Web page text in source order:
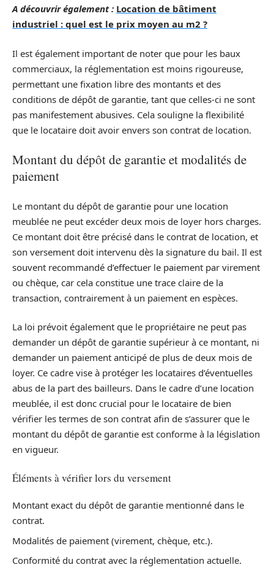
A découvrir également : Location de bâtiment
industriel : quel est le prix moyen au m2 ?
Il est également important de noter que pour les baux
commerciaux, la réglementation est moins rigoureuse,
permettant une fixation libre des montants et des
conditions de dépôt de garantie, tant que celles-ci ne sont
pas manifestement abusives. Cela souligne la flexibilité
que le locataire doit avoir envers son contrat de location.
Montant du dépôt de garantie et modalités de
paiement
Le montant du dépôt de garantie pour une location
meublée ne peut excéder deux mois de loyer hors charges.
Ce montant doit être précisé dans le contrat de location, et
son versement doit intervenu dès la signature du bail. Il est
souvent recommandé d’effectuer le paiement par virement
ou chèque, car cela constitue une trace claire de la
transaction, contrairement à un paiement en espèces.
La loi prévoit également que le propriétaire ne peut pas
demander un dépôt de garantie supérieur à ce montant, ni
demander un paiement anticipé de plus de deux mois de
loyer. Ce cadre vise à protéger les locataires d’éventuelles
abus de la part des bailleurs. Dans le cadre d’une location
meublée, il est donc crucial pour le locataire de bien
vérifier les termes de son contrat afin de s’assurer que le
montant du dépôt de garantie est conforme à la législation
en vigueur.
Éléments à vérifier lors du versement
Montant exact du dépôt de garantie mentionné dans le
contrat.
Modalités de paiement (virement, chèque, etc.).
Conformité du contrat avec la réglementation actuelle.